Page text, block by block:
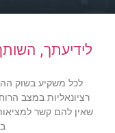
לידיעתך,
לכל משקיע בשוק
רציונאליות במצב
שאין להם קשר